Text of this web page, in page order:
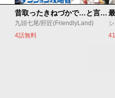
昔取ったきねづかで…と言いながら無双する定食屋のおっさん、実は伝説のダンジョン攻略者
九頭七尾/肝匠(FriendlyLand)
4話無料